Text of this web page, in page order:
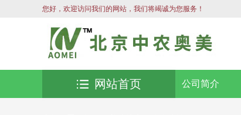
您好，欢迎访问我们的网站，我们将竭诚为您服务！
公司简介
网站首页